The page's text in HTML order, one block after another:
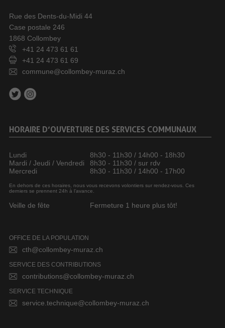
Rue des Dents-du-Midi 44
Case postale 246
1868 Collombey
+41 24 473 61 61
+41 24 473 61 69
commune@collombey-muraz.ch
HORAIRE D’OUVERTURE DES SERVICES COMMUNAUX
Lundi
8h30 - 11h30 / 14h00 - 18h30
Mardi / Jeudi / Vendredi
8h30 - 11h30 / sur rdv
Mercredi
8h30 - 11h30 / 14h00 - 17h00
En dehors de ces horaires, nous vous recevons volontiers sur rendez-vous. Ces
derniers se prennent 24h à l’avance.
Veille de fête Fermeture 1 heure plus tôt!
OFFICE DE LA POPULATION
cth@collombey-muraz.ch
SERVICE DES CONTRIBUTIONS
contributions@collombey-muraz.ch
SERVICE TECHNIQUE
service.technique@collombey-muraz.ch